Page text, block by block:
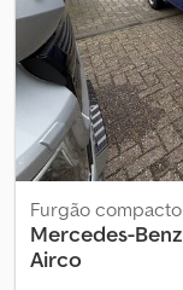
Furgão compacto
Mercedes-Benz
Airco